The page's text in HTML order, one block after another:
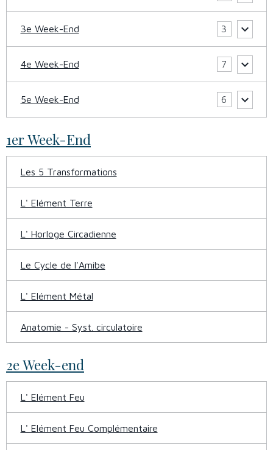
3e Week-End 3
4e Week-End 7
5e Week-End 6
1er Week-End
Les 5 Transformations
L' Elément Terre
L' Horloge Circadienne
Le Cycle de l'Amibe
L' Elément Métal
Anatomie - Syst. circulatoire
2e Week-end
L' Elément Feu
L' Elément Feu Complémentaire